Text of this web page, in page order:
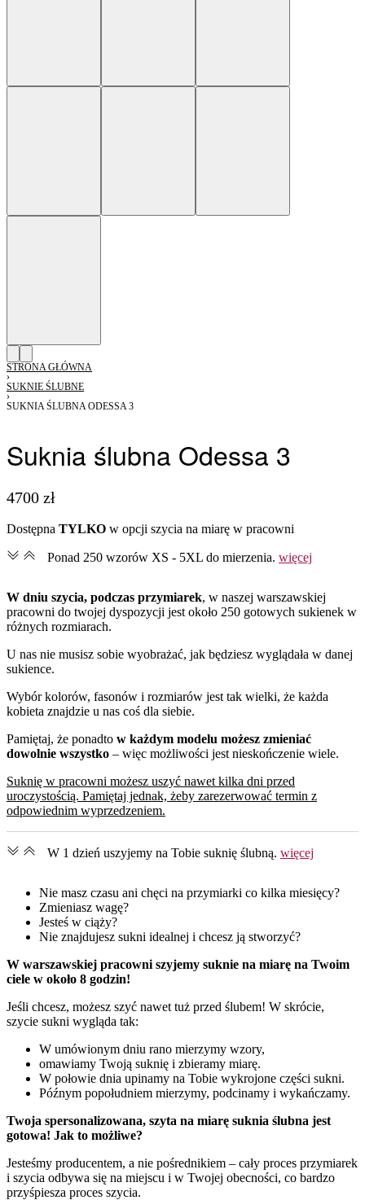
STRONA GŁÓWNA
›
SUKNIE ŚLUBNE
›
SUKNIA ŚLUBNA ODESSA 3
Suknia ślubna Odessa 3
4700 zł
Dostępna TYLKO w opcji szycia na miarę w pracowni
Ponad 250 wzorów XS - 5XL do mierzenia. więcej
W dniu szycia, podczas przymiarek, w naszej warszawskiej
pracowni do twojej dyspozycji jest około 250 gotowych sukienek w
różnych rozmiarach.
U nas nie musisz sobie wyobrażać, jak będziesz wyglądała w danej
sukience.
Wybór kolorów, fasonów i rozmiarów jest tak wielki, że każda
kobieta znajdzie u nas coś dla siebie.
Pamiętaj, że ponadto w każdym modelu możesz zmieniać
dowolnie wszystko – więc możliwości jest nieskończenie wiele.
Suknię w pracowni możesz uszyć nawet kilka dni przed
uroczystością. Pamiętaj jednak, żeby zarezerwować termin z
odpowiednim wyprzedzeniem.
W 1 dzień uszyjemy na Tobie suknię ślubną. więcej
Nie masz czasu ani chęci na przymiarki co kilka miesięcy?
Zmieniasz wagę?
Jesteś w ciąży?
Nie znajdujesz sukni idealnej i chcesz ją stworzyć?
W warszawskiej pracowni szyjemy suknie na miarę na Twoim
ciele w około 8 godzin!
Jeśli chcesz, możesz szyć nawet tuż przed ślubem! W skrócie,
szycie sukni wygląda tak:
W umówionym dniu rano mierzymy wzory,
omawiamy Twoją suknię i zbieramy miarę.
W połowie dnia upinamy na Tobie wykrojone części sukni.
Późnym popołudniem mierzymy, podcinamy i wykańczamy.
Twoja spersonalizowana, szyta na miarę suknia ślubna jest
gotowa! Jak to możliwe?
Jesteśmy producentem, a nie pośrednikiem – cały proces przymiarek
i szycia odbywa się na miejscu i w Twojej obecności, co bardzo
przyśpiesza proces szycia.